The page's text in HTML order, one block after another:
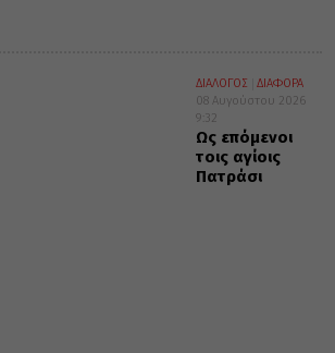
ΔΙΑΛΟΓΟΣ
ΔΙΑΦΟΡΑ
08 Αυγούστου 2026
9:32
Ως επόμενοι
τοις αγίοις
Πατράσι